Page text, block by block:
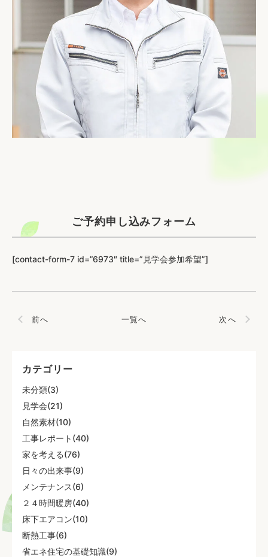
ご予約申し込みフォーム
[contact-form-7 id=”6973″ title=”見学会参加希望”]
前へ 一覧へ 次へ
カテゴリー
未分類(3)
見学会(21)
自然素材(10)
工事レポート(40)
家を考える(76)
日々の出来事(9)
メンテナンス(6)
２４時間暖房(40)
床下エアコン(10)
断熱工事(6)
省エネ住宅の基礎知識(9)